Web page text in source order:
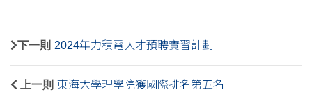
下一則 2024年力積電人才預聘實習計劃
上一則 東海大學理學院獲國際排名第五名